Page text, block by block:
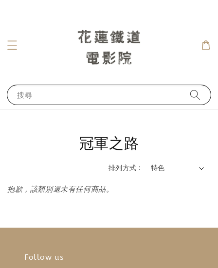
搜尋
冠軍之路
排列方式 :
抱歉，該類別還未有任何商品。
Follow us